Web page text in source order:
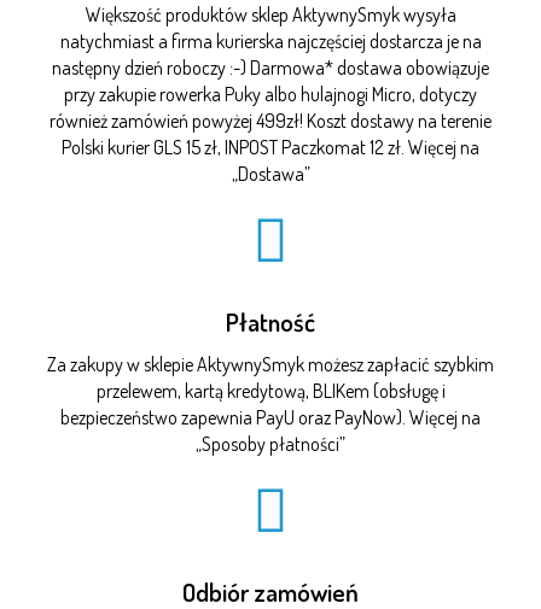
Większość produktów sklep AktywnySmyk wysyła
natychmiast a firma kurierska najczęściej dostarcza je na
następny dzień roboczy :-) Darmowa* dostawa obowiązuje
przy zakupie rowerka Puky albo hulajnogi Micro, dotyczy
również zamówień powyżej 499zł! Koszt dostawy na terenie
Polski kurier GLS 15 zł, INPOST Paczkomat 12 zł. Więcej na
„Dostawa”
Płatność
Za zakupy w sklepie AktywnySmyk możesz zapłacić szybkim
przelewem, kartą kredytową, BLIKem (obsługę i
bezpieczeństwo zapewnia PayU oraz PayNow). Więcej na
„Sposoby płatności”
Odbiór zamówień